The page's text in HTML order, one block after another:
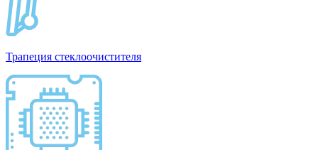
Трапеция стеклоочистителя